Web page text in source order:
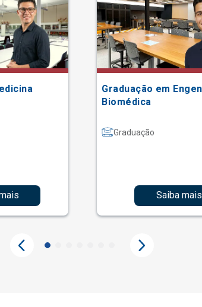
Graduação em
Biomédica
Graduação
Saiba mais